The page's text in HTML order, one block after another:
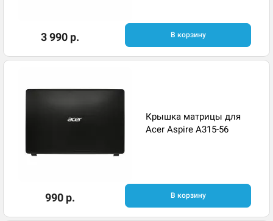
3 990 р. В корзину
Крышка матрицы для
Acer Aspire A315-56
990 р. В корзину